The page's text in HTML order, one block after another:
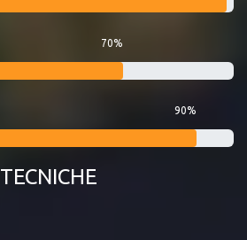
70%
90%
TECNICHE